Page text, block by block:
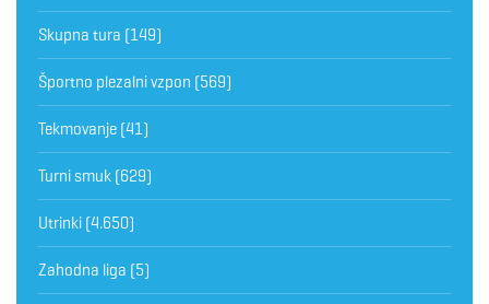
Skupna tura (149)
Športno plezalni vzpon (569)
Tekmovanje (41)
Turni smuk (629)
Utrinki (4.650)
Zahodna liga (5)